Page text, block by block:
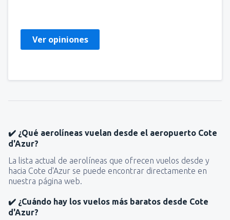
Ver opiniones
✔️ ¿Qué aerolíneas vuelan desde el aeropuerto Cote
d'Azur?
La lista actual de aerolíneas que ofrecen vuelos desde y
hacia Cote d'Azur se puede encontrar directamente en
nuestra página web.
✔️ ¿Cuándo hay los vuelos más baratos desde Cote
d'Azur?